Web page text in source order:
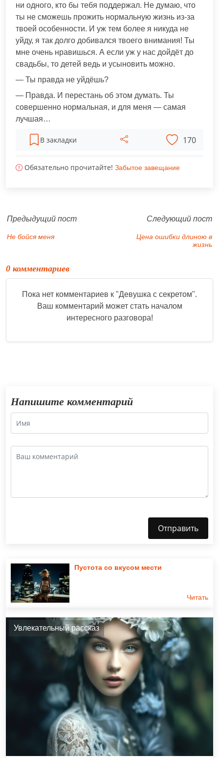
ни одного, кто бы тебя поддержал. Не думаю, что
ты не сможешь прожить нормальную жизнь из-за
твоей особенности. И уж тем более я никуда не
уйду, я так долго добивался твоего внимания! Ты
мне очень нравишься. А если уж у нас дойдёт до
свадьбы, то детей ведь и усыновить можно.
— Ты правда не уйдёшь?
— Правда. И перестань об этом думать. Ты
совершенно нормальная, и для меня — самая
лучшая…
В закладки 170
Обязательно прочитайте! Забытое завещание
Предыдущий пост
Не бойся меня
Следующий пост
Цена ошибки длиною в
жизнь
0 комментариев
Пока нет комментариев к "Девушка с секретом".
Ваш комментарий может стать началом
интересного разговора!
Напишите комментарий
Отправить
Пустота со вкусом мести
Читать
Увлекательный рассказ